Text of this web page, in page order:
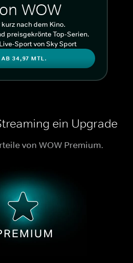
WOW
nach dem Kino.
preisgekrönte Top-Serien.
Sport von Sky Sport
AB 34,97 MTL.
ein Upgrade
von WOW Premium.